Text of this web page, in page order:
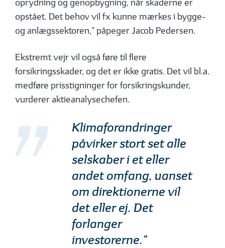
oprydning og genopbygning, når skaderne er
opstået. Det behov vil fx kunne mærkes i bygge-
og anlægssektoren,” påpeger Jacob Pedersen.
Ekstremt vejr vil også føre til flere
forsikringsskader, og det er ikke gratis. Det vil bl.a.
medføre prisstigninger for forsikringskunder,
vurderer aktieanalysechefen.
Klimaforandringer
påvirker stort set alle
selskaber i et eller
andet omfang, uanset
om direktionerne vil
det eller ej. Det
forlanger
investorerne.”